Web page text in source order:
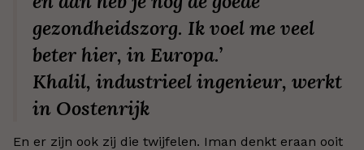
gezondheidszorg. Ik voel me veel
beter hier, in Europa.’
Khalil, industrieel ingenieur, werkt
in Oostenrijk
En er zijn ook zij die twijfelen. Iman denkt eraan ooit